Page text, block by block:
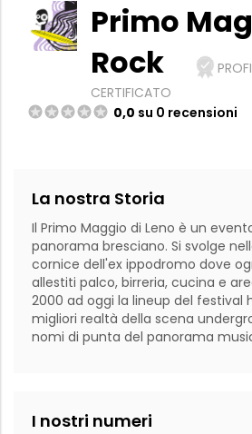
Primo
Rock
CERTIFICATO
0,0 su 0 recensioni
La nostra Storia
Il Primo Maggio di Leno è un
panorama bresciano. Si svolge
cornice dell'ex ippodromo dove
allestiti palco, birreria, cucina e
2000 ad oggi la lineup del festival
migliori realtà della scena
I nostri numeri